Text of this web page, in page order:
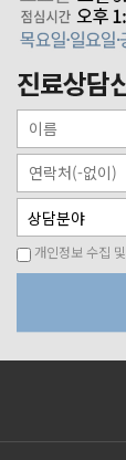
개인정보 수집